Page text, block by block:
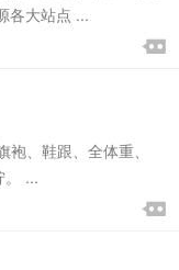
各大站点 ...


、鞋跟、全体重、
。 ...

